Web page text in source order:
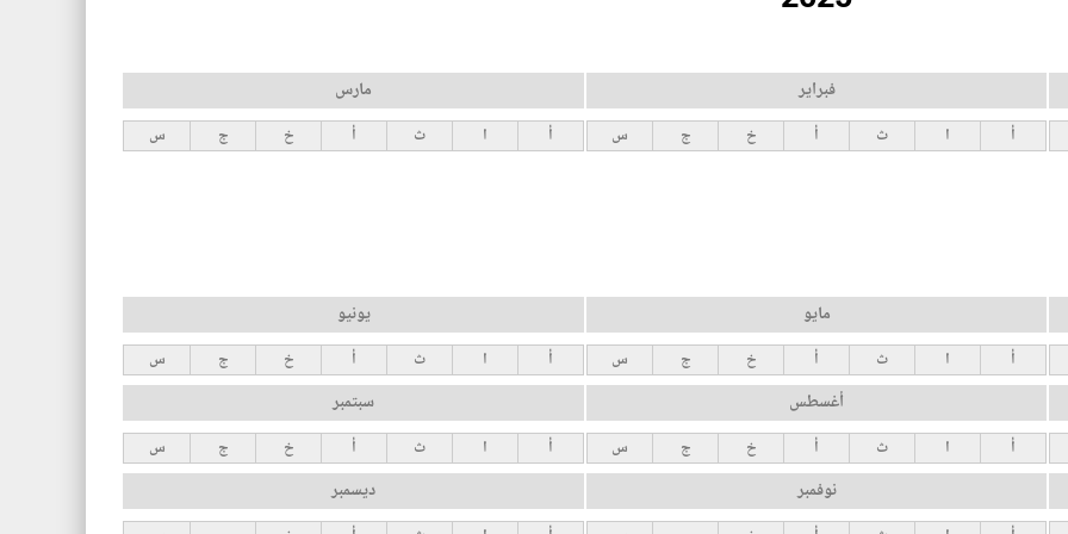
فبراير
أ ا ث أ خ ج س
مارس
أ ا ث أ خ ج س
مايو
أ ا ث أ خ ج س
يونيو
أ ا ث أ خ ج س
أغسطس
أ ا ث أ خ ج س
سبتمبر
أ ا ث أ خ ج س
نوفمبر ديسمبر